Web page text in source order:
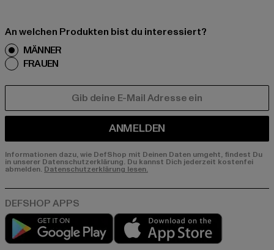
An welchen Produkten bist du interessiert?
MÄNNER
FRAUEN
ANMELDEN
Informationen dazu, wie DefShop mit Deinen Daten umgeht, findest Du
in unserer Datenschutzerklärung. Du kannst Dich jederzeit kostenfei
abmelden.Datenschutzerklärung lesen.
Play market